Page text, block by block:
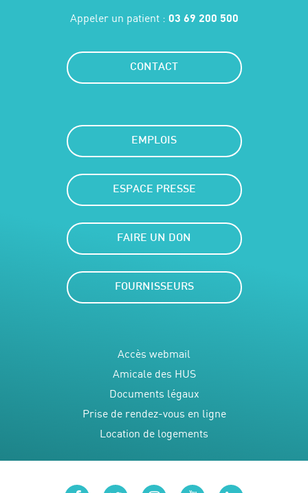
Appeler un patient : 03 69 200 500
CONTACT
EMPLOIS
ESPACE PRESSE
FAIRE UN DON
FOURNISSEURS
Accès webmail
Amicale des HUS
Documents légaux
Prise de rendez-vous en ligne
Location de logements